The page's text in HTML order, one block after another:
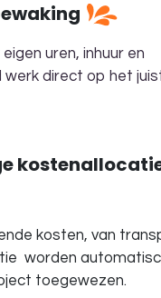
uren, inhuur en
direct op het
kosten, van
worden
toegewezen.